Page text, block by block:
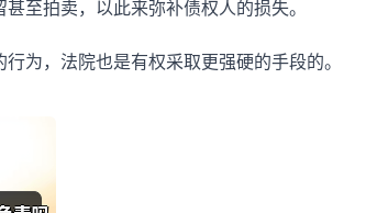
至拍卖，以此来弥补债权人的损失。
为，法院也是有权采取更强硬的手段的。